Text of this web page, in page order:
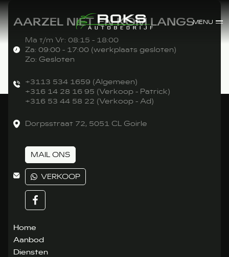
MENU
AARZEL NIET EN KOM LANGS
Ma t/m Vr: 08:15 - 18:00
Za: 09:00 - 17:00 (werkplaats gesloten)
Zo: Gesloten
+3113 534 1659 (Algemeen)
+316 14 28 16 95 (Verkoop - Patrick)
+316 53 44 58 22 (Verkoop - Ad)
Dorpsstraat 72, 5051 CL Goirle
MAIL ONS
VERKOOP
Home
Aanbod
Diensten